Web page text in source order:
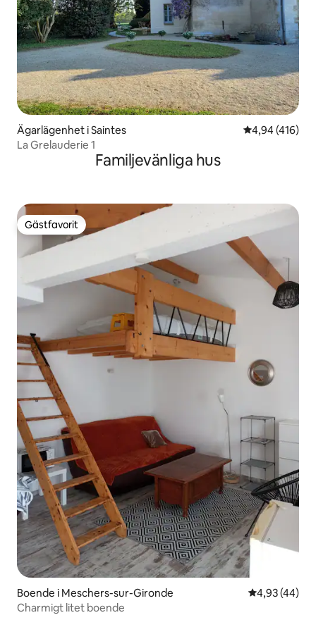
Ägarlägenhet i Saintes 4,94 av 5 i
4,94 (416)
La Grelauderie 1
Familjevänliga hus
Gästfavorit
Gästfavorit
Boende i Meschers-sur-Gironde 4,93 av 5 i
4,93 (44)
Charmigt litet boende